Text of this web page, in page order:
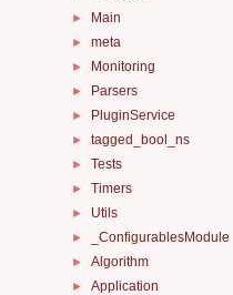
► Main
► meta
► Monitoring
► Parsers
► PluginService
► tagged_bool_ns
► Tests
► Timers
► Utils
► _ConfigurablesModule
► Algorithm
► Application